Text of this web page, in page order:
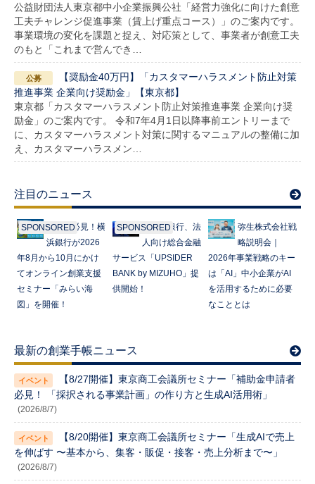
公益財団法人東京都中小企業振興公社「経営力強化に向けた創意
工夫チャレンジ促進事業（賃上げ重点コース）」のご案内です。
事業環境の変化を課題と捉え、対応策として、事業者が創意工夫
のもと「これまで営んでき…
【奨励金40万円】「カスタマーハラスメント防止対策
推進事業 企業向け奨励金」【東京都】
東京都「カスタマーハラスメント防止対策推進事業 企業向け奨
励金」のご案内です。 令和7年4月1日以降事前エントリーまで
に、カスタマーハラスメント対策に関するマニュアルの整備に加
え、カスタマーハラスメン…
注目のニュース
SPONSORED起業家必見！横
浜銀行が2026
年8月から10月にかけ
てオンライン創業支援
セミナー「みらい海
図」を開催！
SPONSOREDみずほ銀行、法
人向け総合金融
サービス「UPSIDER
BANK by MIZUHO」提
供開始！
弥生株式会社戦
略説明会｜
2026年事業戦略のキー
は「AI」中小企業がAI
を活用するために必要
なこととは
最新の創業手帳ニュース
【8/27開催】東京商工会議所セミナー「補助金申請者
必見！ 「採択される事業計画」の作り方と生成AI活用術」
(2026/8/7)
【8/20開催】東京商工会議所セミナー「生成AIで売上
を伸ばす 〜基本から、集客・販促・接客・売上分析まで〜」
(2026/8/7)